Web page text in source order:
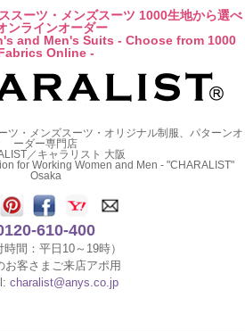
スーツ・メンズスーツ 1000生地から選べ
ンラインオーダー
and Men's Suits - Choose from 1000
Online -
ツ・メンズスーツ・オリジナル制服、パターンオ
ーダー専門店
／キャラリスト 大阪
for Working Women and Men - "CHARALIST"
Osaka
610-400
時間：平日10～19時）
お客さまご来店アポ用
charalist@anys.co.jp